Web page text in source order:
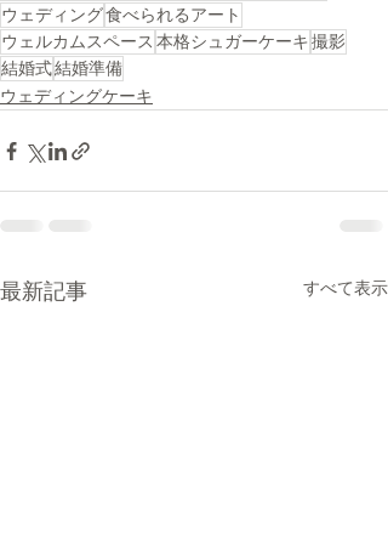
ウェディング食べられるアート
ウェルカムスペース 本格シュガーケーキ 撮影
結婚式結婚準備
ウェディングケーキ
最新記事 すべて表示